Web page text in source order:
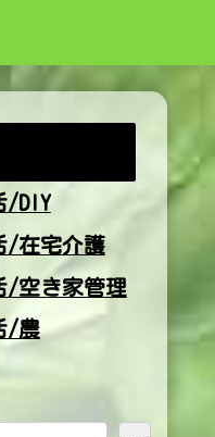
/DIY
/在宅介護
/空き家管理
/農